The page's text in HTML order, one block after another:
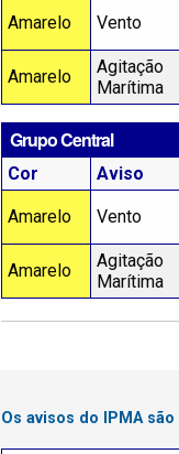
Amarelo Vento
Amarelo
Agitação
Marítima
Grupo Central
Cor Aviso
Amarelo Vento
Amarelo
Agitação
Marítima
Os avisos do IPMA